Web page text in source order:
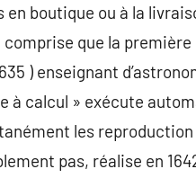
en boutique ou à la
comprise que la
) enseignant
à calcul » exécute
les
pas, réalise en